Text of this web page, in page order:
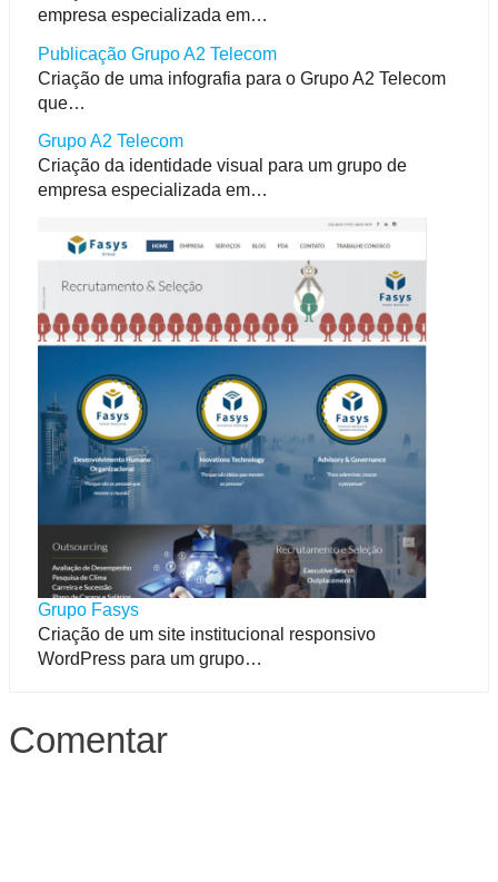
empresa especializada em…
Publicação Grupo A2 Telecom
Criação de uma infografia para o Grupo A2 Telecom
que…
Grupo A2 Telecom
Criação da identidade visual para um grupo de
empresa especializada em…
Grupo Fasys
Criação de um site institucional responsivo
WordPress para um grupo…
Comentar